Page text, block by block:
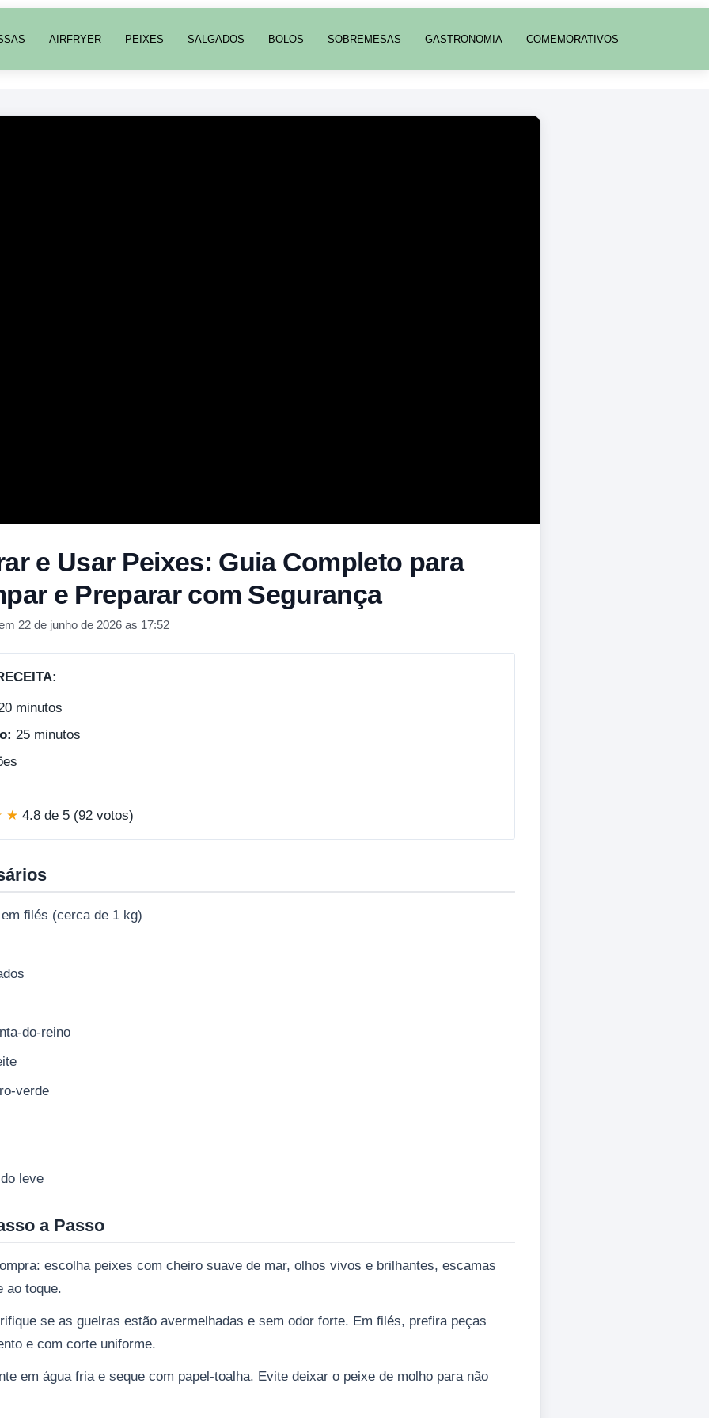
AIRFRYER PEIXES SALGADOS BOLOS SOBREMESAS GASTRONOMIA COMEMORATIVOS
e Usar Peixes: Guia Completo para
e Preparar com Segurança
22 de junho de 2026 as 17:52
minutos
25 minutos
★ 4.8 de 5 (92 votos)
filés (cerca de 1 kg)
do-reino
verde
leve
a Passo
escolha peixes com cheiro suave de mar, olhos vivos e brilhantes, escamas
ao toque.
se as guelras estão avermelhadas e sem odor forte. Em filés, prefira peças
e com corte uniforme.
em água fria e seque com papel-toalha. Evite deixar o peixe de molho para não